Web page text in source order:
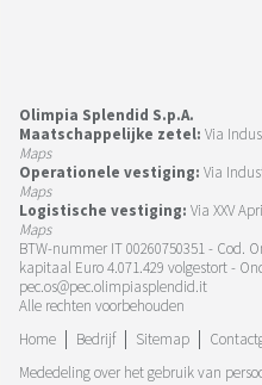
Olimpia Splendid S.p.A.
Maatschappelijke zetel: Via
Maps
Operationele vestiging: Via
Maps
Logistische vestiging: Via XXV
Maps
BTW-nummer IT 00260750351 - Cod.
kapitaal Euro 4.071.429 volgestort -
pec.os@pec.olimpiasplendid.it
Alle rechten voorbehouden
Home
Bedrijf Sitemap
Mededeling over het gebruik van